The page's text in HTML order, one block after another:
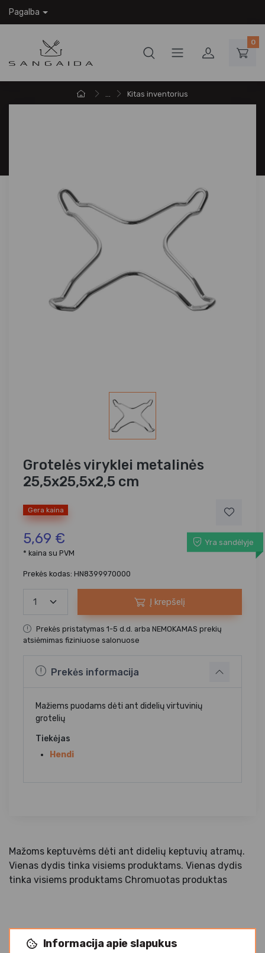
Informacija apie slapukus
Pagalba
0
... Kitas inventorius
Grotelės viryklei metalinės
25,5x25,5x2,5 cm
Gera kaina
5,69 €
Yra sandėlyje
* kaina su PVM
Prekės kodas: HN8399970000
Į krepšelį
Prekės pristatymas 1-5 d.d. arba NEMOKAMAS prekių
atsiėmimas fiziniuose salonuose
Prekės informacija
Mažiems puodams dėti ant didelių virtuvinių
grotelių
Tiekėjas
Hendi
Mažoms keptuvėms dėti ant didelių keptuvių atramų.
Vienas dydis tinka visiems produktams. Vienas dydis
tinka visiems produktams Chromuotas produktas